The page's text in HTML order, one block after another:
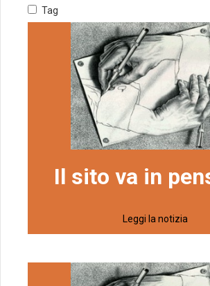
Tag
Il sito va in
Leggi la notizia